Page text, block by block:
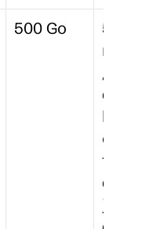
500 Go
5
/
de
e des
de 30